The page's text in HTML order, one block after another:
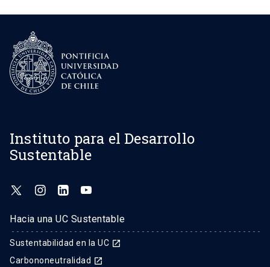
Instituto para el Desarrollo
Sustentable
Hacia una UC Sustentable
Sustentabilidad en la UC launch
Carbononeutralidad launch